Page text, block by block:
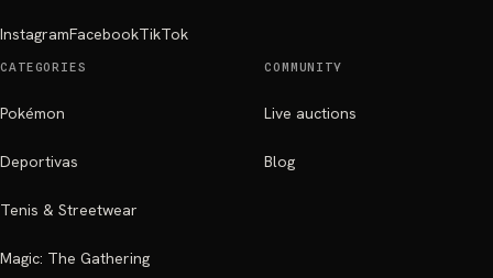
InstagramFacebookTikTok
CATEGORIES
Pokémon
Deportivas
Tenis & Streetwear
Magic: The Gathering
COMMUNITY
Live auctions
Blog